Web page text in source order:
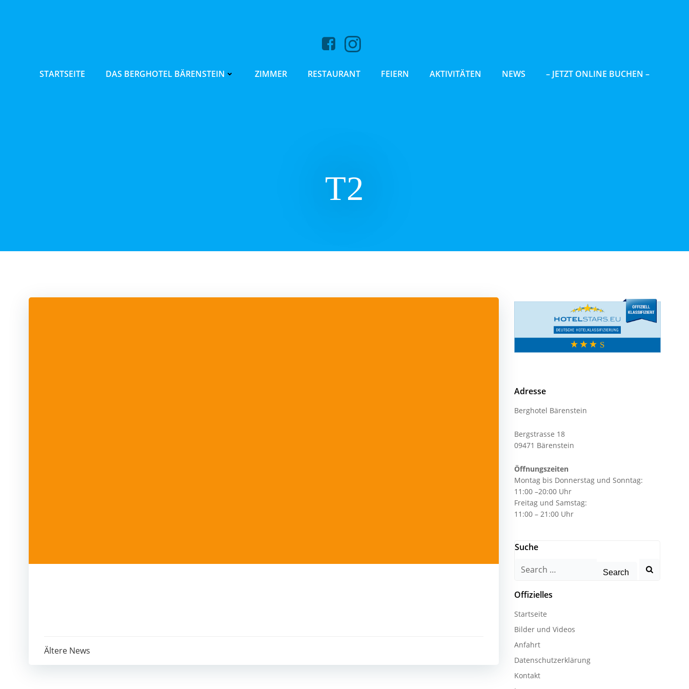
STARTSEITE DAS BERGHOTEL BÄRENSTEIN ZIMMER RESTAURANT FEIERN AKTIVITÄTEN NEWS – JETZT ONLINE BUCHEN –
T2
Post
Ältere News
Adresse
Berghotel Bärenstein
Bergstrasse 18
09471 Bärenstein
Öffnungszeiten
Montag bis Donnerstag und Sonntag:
11:00 –20:00 Uhr
Freitag und Samstag:
11:00 – 21:00 Uhr
Suche
Search
Offizielles
Startseite
Bilder und Videos
Anfahrt
Datenschutzerklärung
Kontakt